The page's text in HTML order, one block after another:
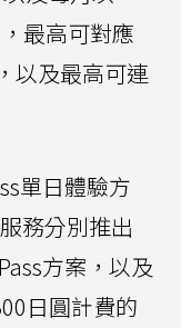
最高可對應
以及最高可連
單日體驗方
務分別推出
方案，以及
日圓計費的